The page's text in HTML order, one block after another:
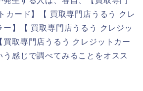
カード】【 買取専門店うるう クレ
】【 買取専門店うるう クレジッ
取専門店うるう クレジットカー
感じで調べてみることをオスス